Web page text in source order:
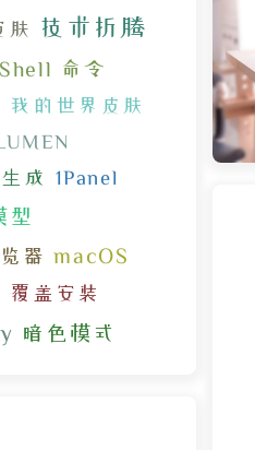
肤 技术折腾
Shell 命令
我的世界皮肤
成
1Panel
型
器 macOS
覆盖安装
暗色模式